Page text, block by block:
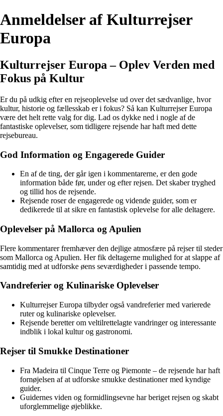
Anmeldelser af Kulturrejser
Europa
Kulturrejser Europa – Oplev Verden med
Fokus på Kultur
Er du på udkig efter en rejseoplevelse ud over det sædvanlige, hvor
kultur, historie og fællesskab er i fokus? Så kan Kulturrejser Europa
være det helt rette valg for dig. Lad os dykke ned i nogle af de
fantastiske oplevelser, som tidligere rejsende har haft med dette
rejsebureau.
God Information og Engagerede Guider
En af de ting, der går igen i kommentarerne, er den gode
information både før, under og efter rejsen. Det skaber tryghed
og tillid hos de rejsende.
Rejsende roser de engagerede og vidende guider, som er
dedikerede til at sikre en fantastisk oplevelse for alle deltagere.
Oplevelser på Mallorca og Apulien
Flere kommentarer fremhæver den dejlige atmosfære på rejser til steder
som Mallorca og Apulien. Her fik deltagerne mulighed for at slappe af
samtidig med at udforske øens seværdigheder i passende tempo.
Vandreferier og Kulinariske Oplevelser
Kulturrejser Europa tilbyder også vandreferier med varierede
ruter og kulinariske oplevelser.
Rejsende beretter om veltilrettelagte vandringer og interessante
indblik i lokal kultur og gastronomi.
Rejser til Smukke Destinationer
Fra Madeira til Cinque Terre og Piemonte – de rejsende har haft
fornøjelsen af at udforske smukke destinationer med kyndige
guider.
Guidernes viden og formidlingsevne har beriget rejsen og skabt
uforglemmelige øjeblikke.